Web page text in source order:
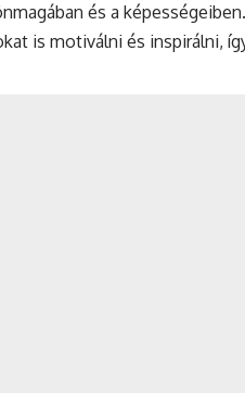
és a
is motiválni és inspirálni,